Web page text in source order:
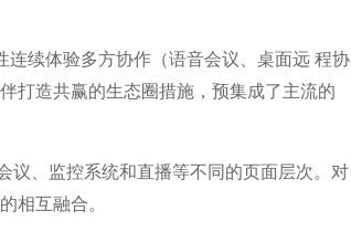
续体验多方协作（语音会议、桌面远 程协
打造共赢的生态圈措施，预集成了主流的
议、监控系统和直播等不同的页面层次。对
相互融合。